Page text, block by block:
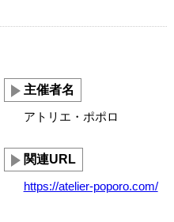
主催者名
アトリエ・ポポロ
関連URL
https://atelier-poporo.com/